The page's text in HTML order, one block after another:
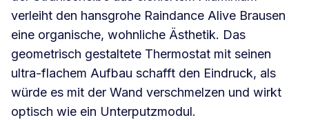
verleiht den hansgrohe Raindance Alive Brausen
eine organische, wohnliche Ästhetik. Das
geometrisch gestaltete Thermostat mit seinen
ultra-flachem Aufbau schafft den Eindruck, als
würde es mit der Wand verschmelzen und wirkt
optisch wie ein Unterputzmodul.